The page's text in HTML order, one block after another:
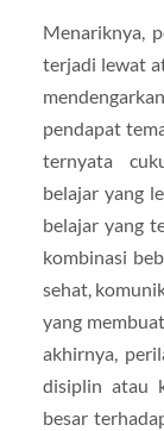
Menariknya,
terjadi lewat
pendapat
ternyata
belajar yang
belajar yang
kombinasi
sehat,
yang
akhirnya,
disiplin atau
besar